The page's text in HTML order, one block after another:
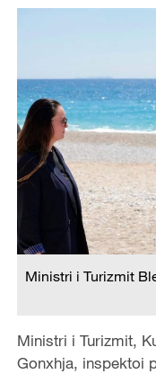
Ministri i Turizmit
Ministri i Turizmit,
Gonxhja, inspektoi